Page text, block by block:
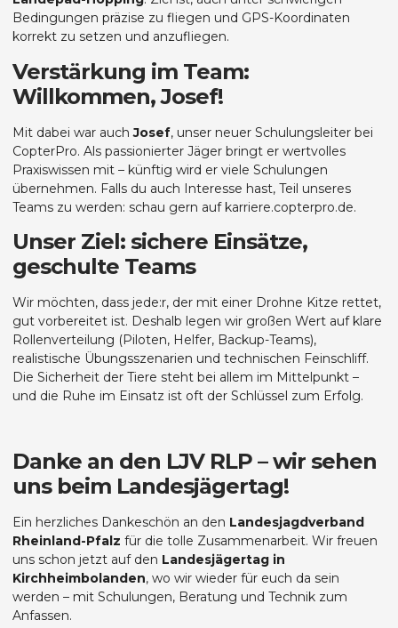
Bedingungen präzise zu fliegen und GPS-Koordinaten
korrekt zu setzen und anzufliegen.
Verstärkung im Team:
Willkommen, Josef!
Mit dabei war auchJosef, unser neuer Schulungsleiter bei
CopterPro. Als passionierter Jäger bringt er wertvolles
Praxiswissen mit – künftig wird er viele Schulungen
übernehmen. Falls du auch Interesse hast, Teil unseres
Teams zu werden: schau gern auf karriere.copterpro.de.
Unser Ziel: sichere Einsätze,
geschulte Teams
Wir möchten, dass jede:r, der mit einer Drohne Kitze rettet,
gut vorbereitet ist. Deshalb legen wir großen Wert auf klare
Rollenverteilung (Piloten, Helfer, Backup-Teams),
realistische Übungsszenarien und technischen Feinschliff.
Die Sicherheit der Tiere steht bei allem im Mittelpunkt –
und die Ruhe im Einsatz ist oft der Schlüssel zum Erfolg.
Danke an den LJV RLP – wir sehen
uns beim Landesjägertag!
Ein herzliches Dankeschön an den Landesjagdverband
Rheinland-Pfalz für die tolle Zusammenarbeit. Wir freuen
uns schon jetzt auf den Landesjägertag in
Kirchheimbolanden, wo wir wieder für euch da sein
werden – mit Schulungen, Beratung und Technik zum
Anfassen.